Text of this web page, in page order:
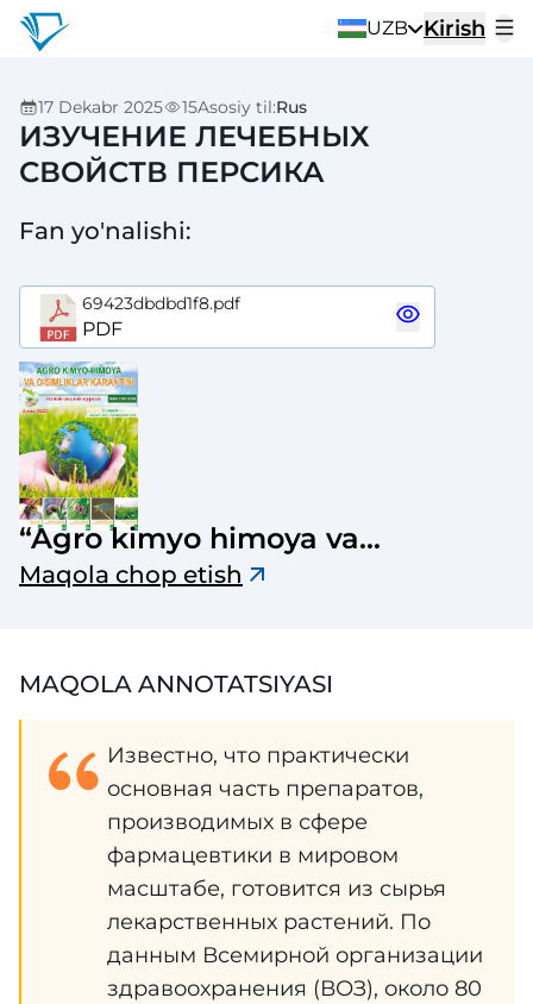
UZB Kirish
17 Dekabr 2025 15Asosiy til:Rus
ИЗУЧЕНИЕ ЛЕЧЕБНЫХ
СВОЙСТВ ПЕРСИКА
Fan yo'nalishi:
69423dbdbd1f8.pdf
PDF
“Agro kimyo himoya va
o‘simliklar karantini” jurnali
Maqola chop etish
MAQOLA ANNOTATSIYASI
Известно, что практически
основная часть препаратов,
производимых в сфере
фармацевтики в мировом
масштабе, готовится из сырья
лекарственных растений. По
данным Всемирной организации
здравоохранения (ВОЗ), около 80